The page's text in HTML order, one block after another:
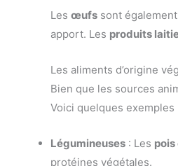
Les œufs sont
apport. Les produits
Les aliments d’origine
Bien que les sources
Voici quelques exemples
Légumineuses : Les
protéines végétales.